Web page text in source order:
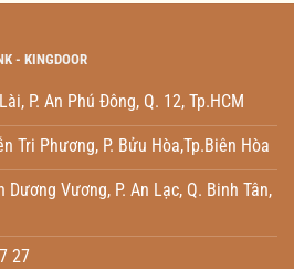
- KINGDOOR
P. An Phú Đông, Q. 12, Tp.HCM
Tri Phương, P. Bửu Hòa,Tp.Biên Hòa
Vương, P. An Lạc, Q. Binh Tân,
27